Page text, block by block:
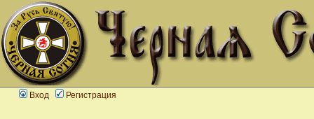
Вход Регистрация